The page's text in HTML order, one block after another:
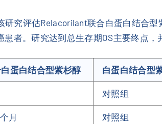
研究评估Relacorilant联合白蛋白结合
者。研究达到总生存期OS主要终点，
蛋白结合型紫杉醇 白蛋白结合型
对照组
月 对照组